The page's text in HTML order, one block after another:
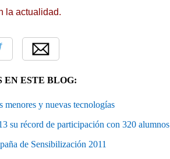
la actualidad.
EN ESTE BLOG:
menores y nuevas tecnologías
su récord de participación con 320 alumnos
de Sensibilización 2011